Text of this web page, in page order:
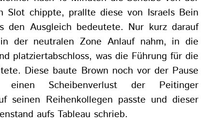
Slot chippte, prallte diese von Israels Bein
den Ausgleich bedeutete. Nur kurz darauf
der neutralen Zone Anlauf nahm, in die
platziertabschloss, was die Führung für die
Diese baute Brown noch vor der Pause
Scheibenverlust der Peitinger
seinen Reihenkollegen passte und dieser
aufs Tableau schrieb.